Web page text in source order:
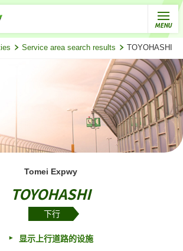
Service area search results TOYOHASHI (
Tomei Expwy
TOYOHASHI
下行
显示上行道路的设施